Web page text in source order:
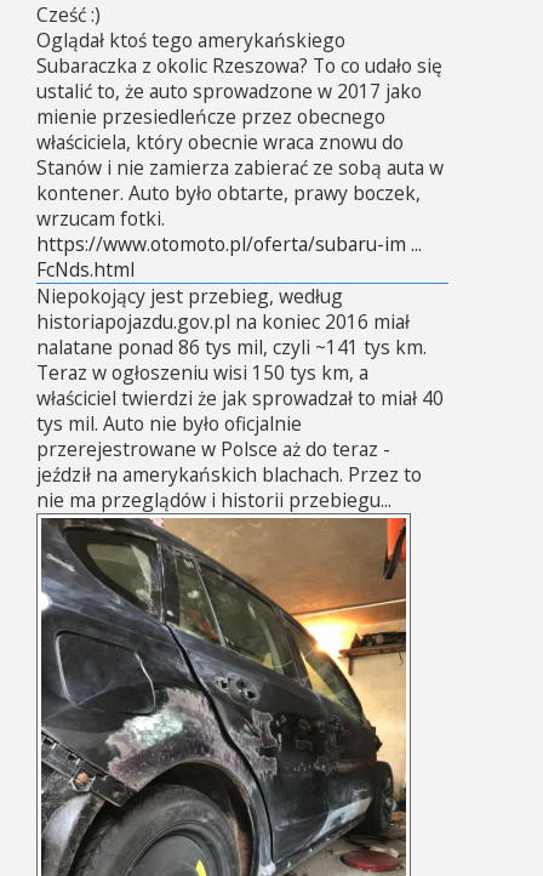
t
Cześć :)
Oglądał ktoś tego amerykańskiego
Subaraczka z okolic Rzeszowa? To co udało się
ustalić to, że auto sprowadzone w 2017 jako
mienie przesiedleńcze przez obecnego
właściciela, który obecnie wraca znowu do
Stanów i nie zamierza zabierać ze sobą auta w
kontener. Auto było obtarte, prawy boczek,
wrzucam fotki.
https://www.otomoto.pl/oferta/subaru-im ...
FcNds.html
Niepokojący jest przebieg, według
historiapojazdu.gov.pl na koniec 2016 miał
nalatane ponad 86 tys mil, czyli ~141 tys km.
Teraz w ogłoszeniu wisi 150 tys km, a
właściciel twierdzi że jak sprowadzał to miał 40
tys mil. Auto nie było oficjalnie
przerejestrowane w Polsce aż do teraz -
jeździł na amerykańskich blachach. Przez to
nie ma przeglądów i historii przebiegu...